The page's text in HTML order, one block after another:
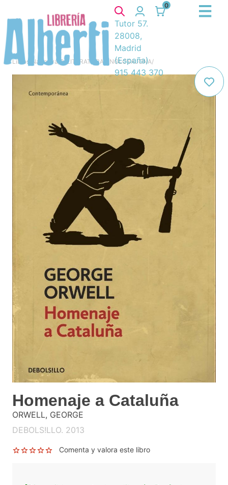
0
Tutor 57.
28008,
Madrid
(España)
915 443 370
Libros Narrativa/ 8. LITERATURA ANGLOSAJONA/
Homenaje a Cataluña
ORWELL, GEORGE
DEBOLS!LLO. 2013
Comenta y valora este libro